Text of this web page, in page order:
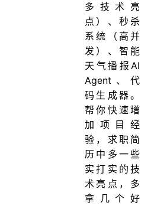
多技术亮
点）、秒杀
系统（高并
发）、智能
天气播报AI
Agent、代
码生成器。
帮你快速增
加项目经
验，求职简
历中多一些
实打实的技
术亮点，多
拿几个好